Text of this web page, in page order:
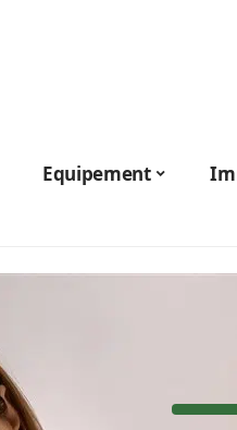
Equipement